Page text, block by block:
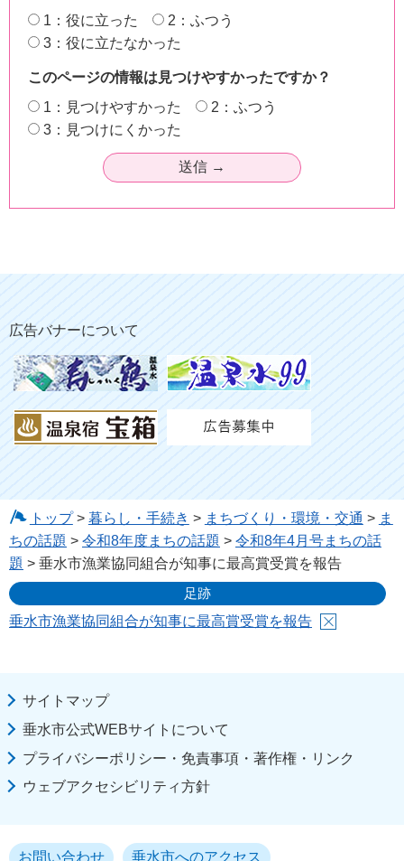
1：役に立った
2：ふつう
3：役に立たなかった
このページの情報は見つけやすかったですか？
1：見つけやすかった
2：ふつう
3：見つけにくかった
広告バナーについて
トップ> 暮らし・手続き > まちづくり・環境・交通 > ま
ちの話題 > 令和8年度まちの話題 > 令和8年4月号まちの話
題 > 垂水市漁業協同組合が知事に最高賞受賞を報告
足跡
垂水市漁業協同組合が知事に最高賞受賞を報告
サイトマップ
垂水市公式WEBサイトについて
プライバシーポリシー・免責事項・著作権・リンク
ウェブアクセシビリティ方針
お問い合わせ 垂水市へのアクセス